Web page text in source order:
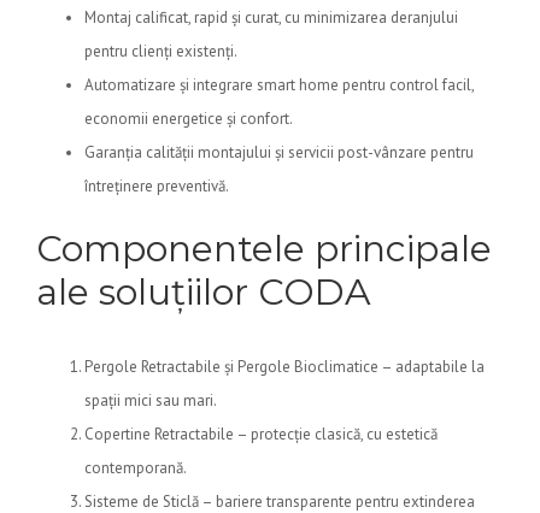
Montaj calificat, rapid și curat, cu minimizarea deranjului
pentru clienți existenți.
Automatizare și integrare smart home pentru control facil,
economii energetice și confort.
Garanția calității montajului și servicii post-vânzare pentru
întreținere preventivă.
Componentele principale
ale soluțiilor CODA
Pergole Retractabile și Pergole Bioclimatice – adaptabile la
spații mici sau mari.
Copertine Retractabile – protecție clasică, cu estetică
contemporană.
Sisteme de Sticlă – bariere transparente pentru extinderea